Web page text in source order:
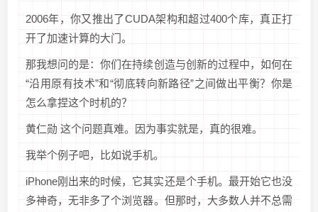
2006年，你又推出了CUDA架构和超过400个库，真正打
开了加速计算的大门。
那我想问的是：你们在持续创造与创新的过程中，如何在
“沿用原有技术”和“彻底转向新路径”之间做出平衡？你是
怎么拿捏这个时机的？
黄仁勋 这个问题真难。因为事实就是，真的很难。
我举个例子吧，比如说手机。
iPhone刚出来的时候，它其实还是个手机。最开始它也没
多神奇，无非多了个浏览器。但那时，大多数人并不总需